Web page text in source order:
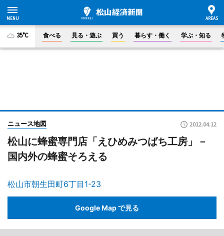
35°C 食べる 見る・遊ぶ 買う 暮らす・働く 学ぶ・知る
ニュース地図 2012.04.12
松山に蜂蜜専門店「えひめみつばち工房」－
国内外の蜂蜜そろえる
松山市朝生田町6丁目1-23
Google Map で見る